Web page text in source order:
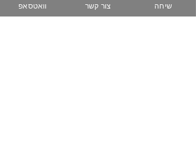
וואטסאפ צור קשר שיחה